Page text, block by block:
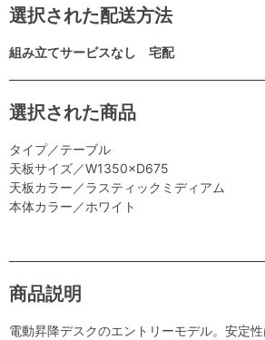
選択された配送方法
組み立てサービスなし 宅配
選択された商品
タイプ／テーブル
天板サイズ／W1350×D675
天板カラー／ラスティックミディアム
本体カラー／ホワイト
商品説明
電動昇降デスクのエントリーモデル。安定